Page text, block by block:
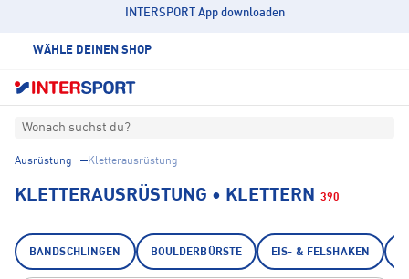
INTERSPORT App downloaden
WÄHLE DEINEN SHOP
Wonach suchst du?
Ausrüstung Kletterausrüstung
KLETTERAUSRÜSTUNG • KLETTERN 390
BANDSCHLINGEN BOULDERBÜRSTE EIS- & FELSHAKEN